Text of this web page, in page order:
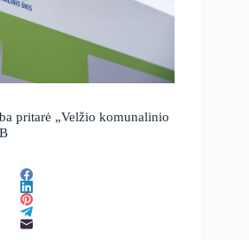
pritarė „Velžio komunalinio